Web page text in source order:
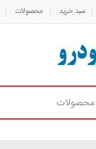
سبد خرید محصولات